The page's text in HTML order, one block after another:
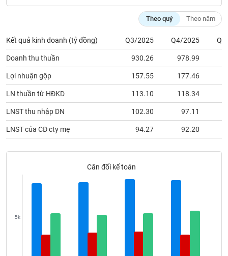
Theo quý Theo năm
Kết quả kinh doanh (tỷ đồng) Q3/2025 Q4/2025
Doanh thu thuần 930.26 978.99
Lợi nhuận gộp 157.55 177.46
LN thuần từ HĐKD 113.10 118.34
LNST thu nhập DN 102.30 97.11
LNST của CĐ cty mẹ 94.27 92.20
Cân đối kế toán
5k
Báo
cáo
phân
tích
(-)
Thuật
ngữ
(-)
Dịch
tạo